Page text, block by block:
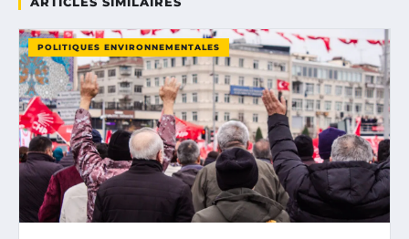
POLITIQUES ENVIRONNEMENTALES